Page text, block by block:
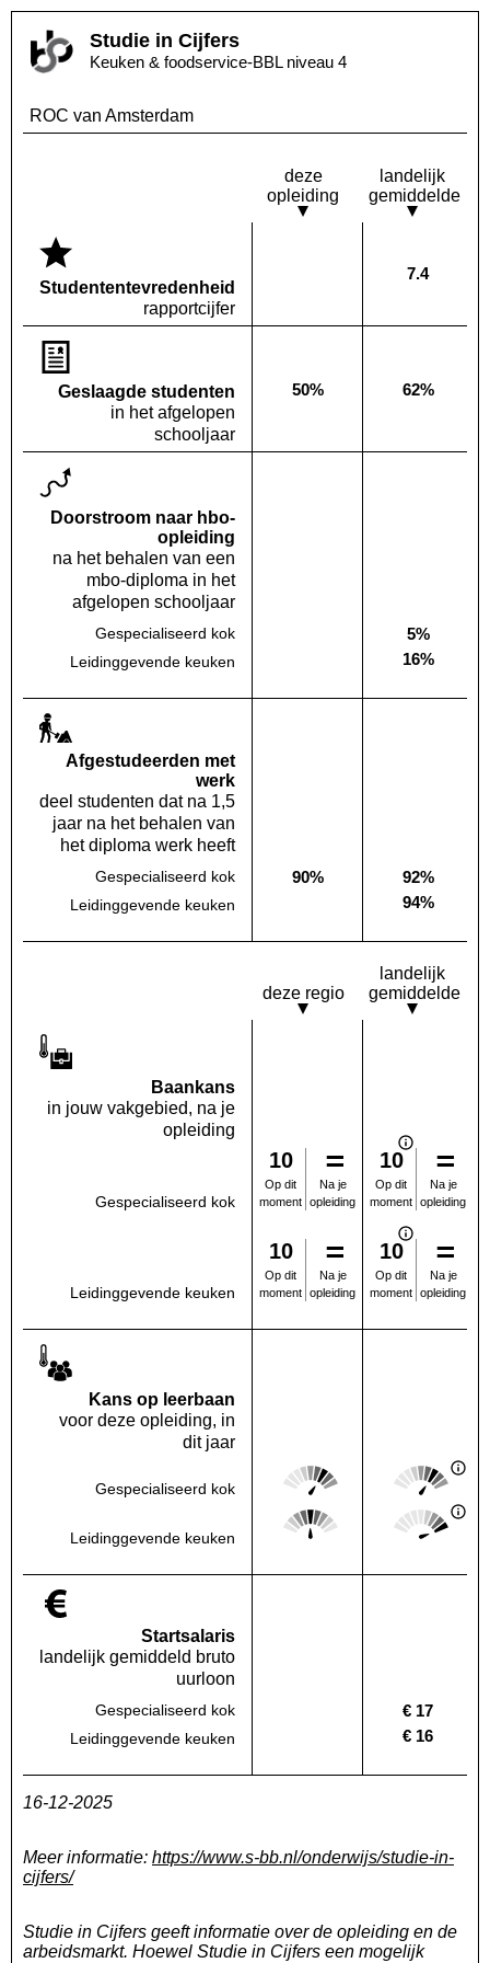
Studie in Cijfers
Keuken & foodservice-BBL niveau 4
ROC van Amsterdam
deze
opleiding
landelijk
gemiddelde
Studenten­tevredenheid
rapportcijfer
Deze opleiding:
Geen waarde bekend
Landelijk
7.4
Geslaagde studenten
in het afgelopen
schooljaar
Deze opleiding:
50% Landelijk
62%
Doorstroom naar hbo-
opleiding
na het behalen van een
mbo-diploma in het
afgelopen schooljaar
Gespecialiseerd kok Deze opleiding:
Geen waarde bekendLandelijk
5%
Leidinggevende keuken Deze opleiding:
Geen waarde bekendLandelijk
16%
Af­gestudeerden met
werk
deel studenten dat na 1,5
jaar na het behalen van
het diploma werk heeft
Gespecialiseerd kok Deze opleiding:
90% Landelijk
92%
Leidinggevende keuken Deze opleiding:
Geen waarde bekendLandelijk
94%
deze regio
landelijk
gemiddelde
Baankans
in jouw vakgebied, na je
opleiding
Gespecialiseerd kok
10
Op dit
moment
Na je
opleiding
10
Op dit
moment
Na je
opleiding
Leidinggevende keuken
10
Op dit
moment
Na je
opleiding
10
Op dit
moment
Na je
opleiding
Kans op leerbaan
voor deze opleiding, in
dit jaar
Gespecialiseerd kok Deze regio:
Score: 4 van 5
Landelijk
Score: 4 van
Leidinggevende keuken Deze regio:
Score: 3 van 5
Landelijk
Score: 5 van
Startsalaris
landelijk gemiddeld bruto
uurloon
Gespecialiseerd kok Geen waarde bekendLandelijk
€ 17
Leidinggevende keuken Geen waarde bekendLandelijk
€ 16
16-12-2025
Meer informatie: https://www.s-bb.nl/onderwijs/studie-in-
cijfers/
Studie in Cijfers geeft informatie over de opleiding en de
arbeidsmarkt. Hoewel Studie in Cijfers een mogelijk